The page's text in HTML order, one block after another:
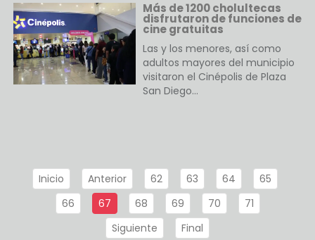
Más de 1200 cholultecas
disfrutaron de funciones de
cine gratuitas
Las y los menores, así como
adultos mayores del municipio
visitaron el Cinépolis de Plaza
San Diego…
Inicio Anterior 62 63 64
65
66
67 68 69 70
71
Siguiente
Final